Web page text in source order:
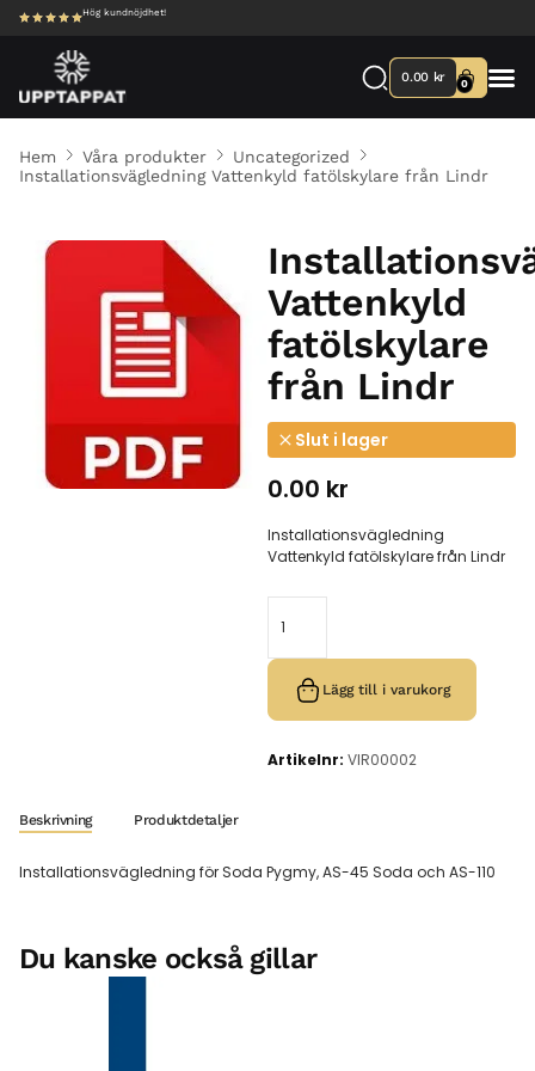
Hög kundnöjdhet!
0.00 kr 0
Hem Våra produkter
Uncategorized
Installationsvägledning Vattenkyld fatölskylare från Lindr
Vattenkyld
fatölskylare
från Lindr
Slut i lager
0.00 kr
Installationsvägledning
Vattenkyld fatölskylare från Lindr
Lägg till i varukorg
Artikelnr: VIR00002
Beskrivning Produktdetaljer
Installationsvägledning för Soda Pygmy, AS-45 Soda och AS-110
Du kanske också gillar